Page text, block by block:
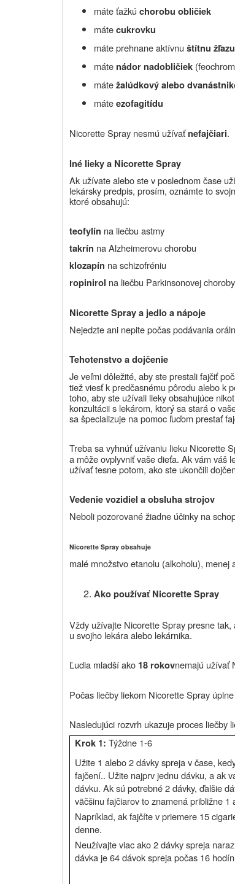
máte ťažkú chorobu obličiek
mátecukrovku
máte prehnane aktívnu štítnu žľazu
máte nádor nadobličiek
mátežalúdkový alebo
máteezofagitídu
Nicorette Spray nesmú užívať nefajčiari.
Iné lieky a Nicorette Spray
Ak užívate alebo ste v poslednom čase
lekársky predpis, prosím, oznámte to
ktoré obsahujú:
teofylín na liečbu astmy
takrín na Alzheimerovu chorobu
klozapín na schizofréniu
ropinirol na liečbu Parkinsonovej choroby
Nicorette Spray a jedlo a nápoje
Nejedzte ani nepite počas podávania
Tehotenstvo a dojčenie
Je veľmi dôležité, aby ste prestali fajčiť
tiež viesť k predčasnému pôrodu alebo k
toho, aby ste užívali lieky obsahujúce
konzultácii s lekárom, ktorý sa stará o
sa špecializuje na pomoc ľuďom prestať
Treba sa vyhnúť užívaniu lieku Nicorette
a môže ovplyvniť vaše dieťa. Ak vám váš
užívať tesne potom, ako ste ukončili
Vedenie vozidiel a obsluha strojov
Neboli pozorované žiadne účinky na
Nicorette Spray obsahuje
malé množstvo etanolu (alkoholu), menej
Ako používať Nicorette Spray
Vždy užívajte Nicorette Spray presne
u svojho lekára alebo lekárnika.
Ľudia mladší ako 18 rokovnemajú užívať
Počas liečby liekom Nicorette Spray
Nasledujúci rozvrh ukazuje proces liečby
Krok 1: Týždne 1-6
Užite 1 alebo 2 dávky spreja v čase,
fajčení.. Užite najprv jednu dávku, a ak
dávku. Ak sú potrebné 2 dávky, ďalšie
väčšinu fajčiarov to znamená približne
Napríklad, ak fajčíte v priemere 15
denne.
Neužívajte viac ako 2 dávky spreja
dávka je 64 dávok spreja počas 16